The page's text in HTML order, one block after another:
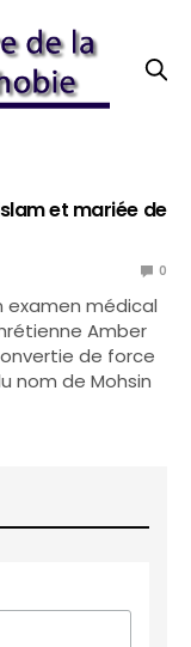
et mariée de
0
examen médical
Amber
de force
nom de Mohsin